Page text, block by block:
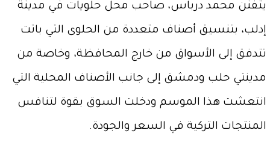
يتفنن محمد درباس، صاحب محل حلويات في مدينة
إدلب، بتنسيق أصناف متعددة من الحلوى التي باتت
تتدفق إلى الأسواق من خارج المحافظة، وخاصة من
مدينتي حلب ودمشق إلى جانب الأصناف المحلية التي
انتعشت هذا الموسم ودخلت السوق بقوة لتنافس
المنتجات التركية في السعر والجودة.